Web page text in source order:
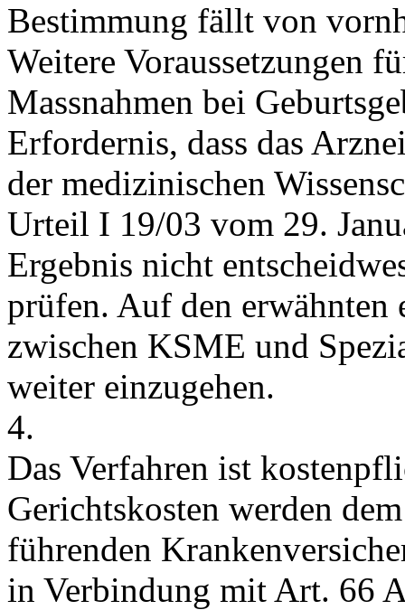
Bestimmung fällt von
Weitere Voraussetzungen
Massnahmen bei
Erfordernis, dass das
der medizinischen
Urteil I 19/03 vom 29.
Ergebnis nicht
prüfen. Auf den
zwischen KSME und
weiter einzugehen.
4.
Das Verfahren ist
Gerichtskosten werden
führenden
in Verbindung mit Art. 66